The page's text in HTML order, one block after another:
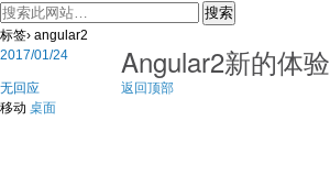
标签› angular2
2017/01/24
Angular2新的体验
无回应
返回顶部
移动 桌面